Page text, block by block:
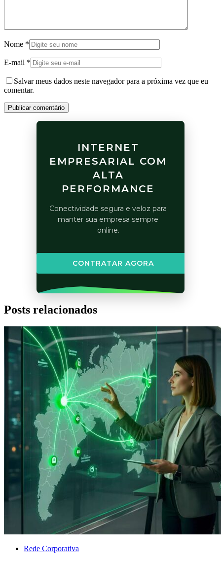
Nome *
E-mail *
Salvar meus dados neste navegador para a próxima vez que eu
comentar.
Publicar comentário
INTERNET
EMPRESARIAL COM
ALTA
PERFORMANCE
Conectividade segura e veloz para
manter sua empresa sempre
online.
CONTRATAR AGORA
Posts relacionados
Rede Corporativa